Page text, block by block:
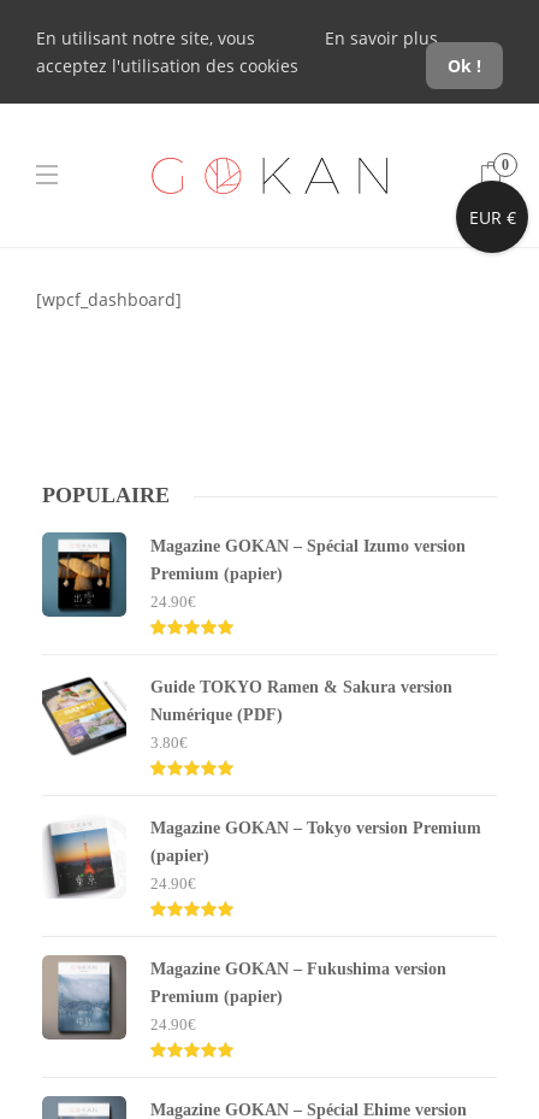
En utilisant notre site, vous
acceptez l'utilisation des cookies
En savoir plus
Ok !
0
[wpcf_dashboard]
POPULAIRE
Magazine GOKAN – Spécial Izumo version
Premium (papier)
24.90€
sur 5
Guide TOKYO Ramen & Sakura version
Numérique (PDF)
3.80€
sur 5
Magazine GOKAN – Tokyo version Premium
(papier)
24.90€
sur 5
Magazine GOKAN – Fukushima version
Premium (papier)
24.90€
sur 5
Magazine GOKAN – Spécial Ehime version
EUR €